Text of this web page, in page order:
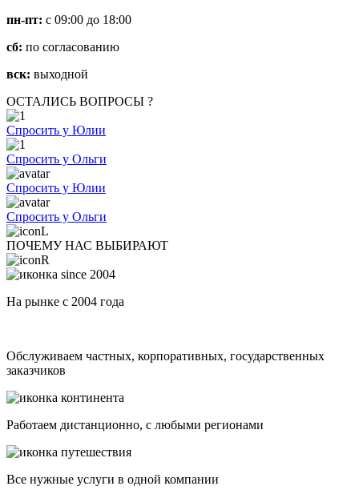
пн-пт: с 09:00 до 18:00
сб: по согласованию
вск: выходной
ОСТАЛИСЬ ВОПРОСЫ ?
Спросить у Юлии
Спросить у Ольги
Спросить у Юлии
Спросить у Ольги
ПОЧЕМУ НАС ВЫБИРАЮТ
На рынке с 2004 года
Обслуживаем частных, корпоративных, государственных
заказчиков
Работаем дистанционно, с любыми регионами
Все нужные услуги в одной компании